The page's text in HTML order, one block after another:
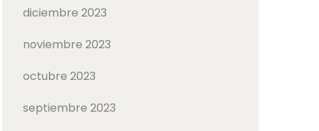
diciembre 2023
noviembre 2023
octubre 2023
septiembre 2023